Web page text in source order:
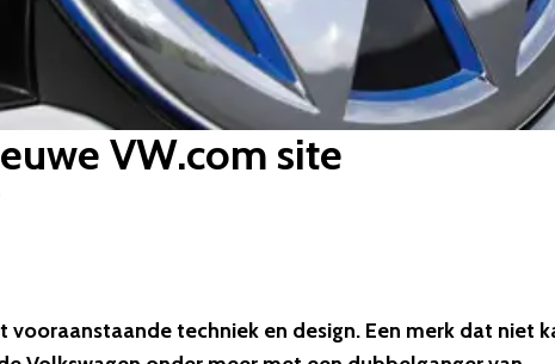
VW.com site
techniek en design. Een merk dat niet